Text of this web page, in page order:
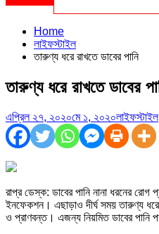
Home
লাইফস্টাইল
তারুণ্য ধরে রাখতে ডাবের পানি
তারুণ্য ধরে রাখতে ডাবের
এপ্রিল ২৭, ২০২০মে ১, ২০২০লাইফস্টাইল
রাপ্র ডেস্ক: ডাবের পানি নানা ধরনের
ইনফেকশন। এছাড়াও দীর্ঘ সময় তারুণ্য
ও প্রাণবন্ত। এজন্য নিয়মিত ডাবের পানি